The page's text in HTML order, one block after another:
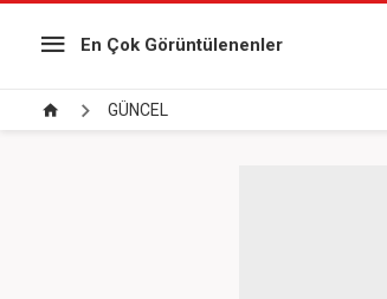
En Çok Görüntülenenler
GÜNCEL